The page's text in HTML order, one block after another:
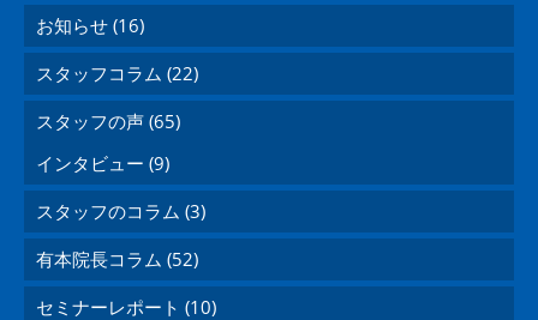
お知らせ (16)
スタッフコラム (22)
スタッフの声 (65)
インタビュー (9)
スタッフのコラム (3)
有本院長コラム (52)
セミナーレポート (10)